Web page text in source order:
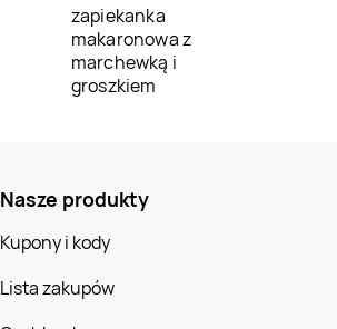
zapiekanka
makaronowa z
marchewką i
groszkiem
Nasze produkty
Kupony i kody
Lista zakupów